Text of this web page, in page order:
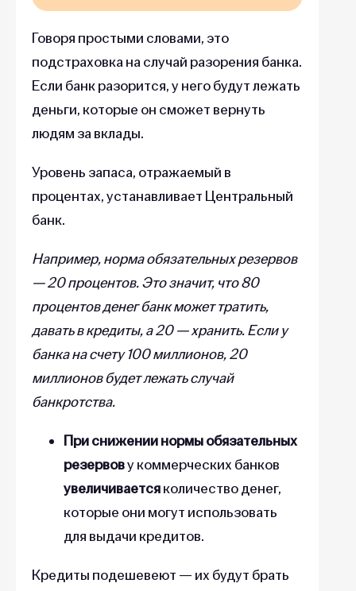
Говоря простыми словами, это
подстраховка на случай разорения банка.
Если банк разорится, у него будут лежать
деньги, которые он сможет вернуть
людям за вклады.
Уровень запаса, отражаемый в
процентах, устанавливает Центральный
банк.
Например, норма обязательных резервов
— 20 процентов. Это значит, что 80
процентов денег банк может тратить,
давать в кредиты, а 20 — хранить. Если у
банка на счету 100 миллионов, 20
миллионов будет лежать случай
банкротства.
При снижении нормы обязательных
резервову коммерческих банков
увеличиваетсяколичество денег,
которые они могут использовать
для выдачи кредитов.
Кредиты подешевеют — их будут брать